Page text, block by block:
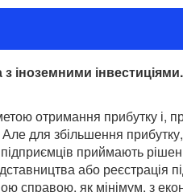
іноземними
отримання прибутку і,
для збільшення
підприємців приймають
або реєстрація
справою, як мінімум, з